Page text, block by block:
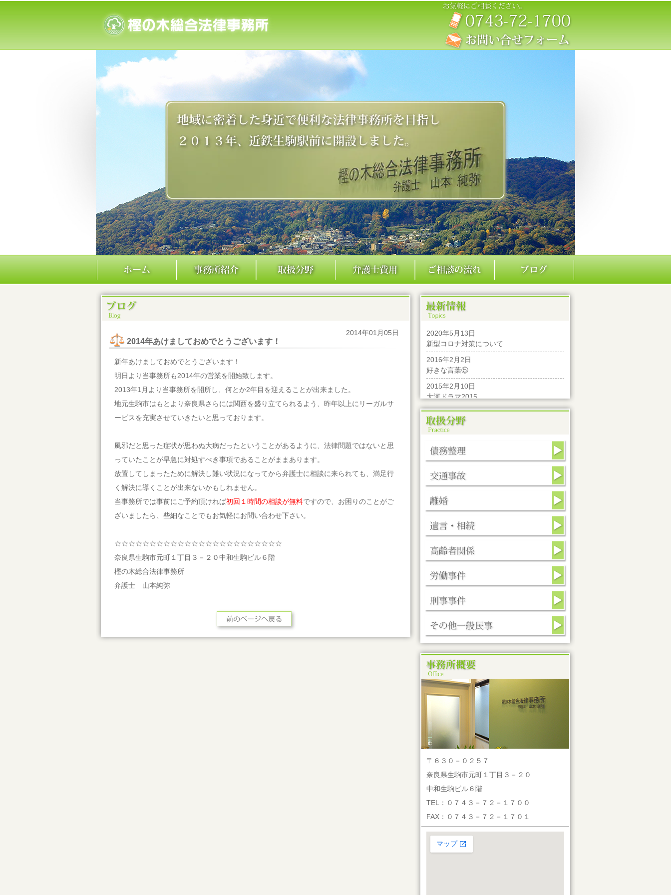
2014年01月05日
2014年あけましておめでとうございます！
新年あけましておめでとうございます！
明日より当事務所も2014年の営業を開始致します。
2013年1月より当事務所を開所し、何とか2年目を迎えることが出来ました。
地元生駒市はもとより奈良県さらには関西を盛り立てられるよう、昨年以上にリーガルサ
ービスを充実させていきたいと思っております。
風邪だと思った症状が思わぬ大病だったということがあるように、法律問題ではないと思
っていたことが早急に対処すべき事項であることがままあります。
放置してしまったために解決し難い状況になってから弁護士に相談に来られても、満足行
く解決に導くことが出来ないかもしれません。
当事務所では事前にご予約頂ければ初回１時間の相談が無料ですので、お困りのことがご
ざいましたら、些細なことでもお気軽にお問い合わせ下さい。
☆☆☆☆☆☆☆☆☆☆☆☆☆☆☆☆☆☆☆☆☆☆☆☆
奈良県生駒市元町１丁目３－２０中和生駒ビル６階
樫の木総合法律事務所
弁護士 山本純弥
2020年5月13日
新型コロナ対策について
2016年2月2日
好きな言葉⑤
2015年2月10日
大河ドラマ2015
2015年1月4日
2015年あけましておめでとうございま
す！！
2014年5月12日
若草山モノレール問題
2014年4月10日
生駒駅前こんなとこ
2014年2月28日
いじめ予防授業
2014年1月31日
奈良に旨いものなし！？
2014年1月5日
2014年あけましておめでとうございます！
2013年12月15日
〒６３０－０２５７
奈良県生駒市元町１丁目３－２０
中和生駒ビル６階
TEL：０７４３－７２－１７００
FAX：０７４３－７２－１７０１